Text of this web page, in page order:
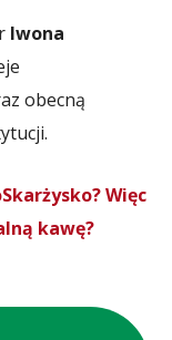
Iwona
obecną
Więc
kawę?